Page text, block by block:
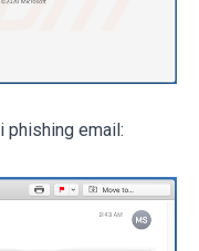
phishing email: